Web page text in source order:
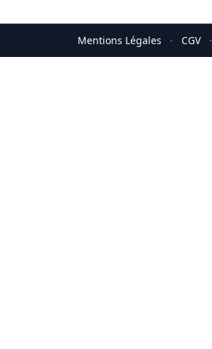
Mentions Légales · CGV ·